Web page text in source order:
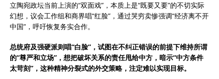
立陶宛政坛当前上演的“双面戏”，本质上是“既要又要”的不切实际
幻想，议会工作组和商界唱“红脸”，通过哭穷卖惨强调“经济离不开
中国”，呼吁恢复务实合作。
总统府及强硬派则唱“白脸”，试图在不纠正错误的前提下维持所谓
的“尊严和立场”，想把破坏关系的责任甩给中方，暗示“中方条件
太苛刻”，这种精神分裂式的外交策略，注定难以实现目标。